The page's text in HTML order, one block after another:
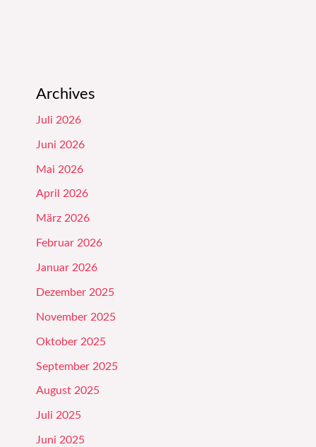
Archives
Juli 2026
Juni 2026
Mai 2026
April 2026
März 2026
Februar 2026
Januar 2026
Dezember 2025
November 2025
Oktober 2025
September 2025
August 2025
Juli 2025
Juni 2025